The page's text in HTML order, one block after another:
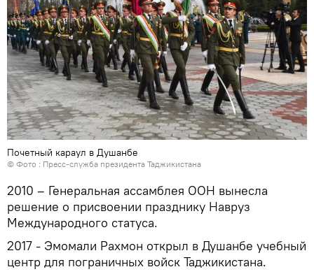
Почетный караул в Душанбе
© Фото : Пресс-служба президента Таджикистана
2010 – Генеральная ассамблея ООН вынесла
решение о присвоении празднику Навруз
Международного статуса.
2017 - Эмомали Рахмон открыл в Душанбе учебный
центр для пограничных войск Таджикистана.